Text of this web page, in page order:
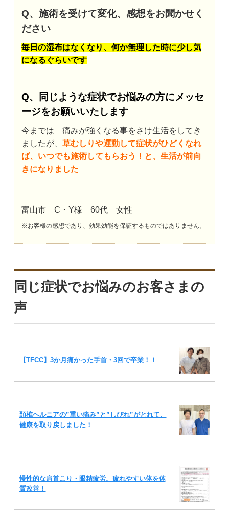
Q、施術を受けて変化、感想をお聞かせく
ださい
毎日の湿布はなくなり、何か無理した時に少し気
になるぐらいです
Q、同じような症状でお悩みの方にメッセ
ージをお願いいたします
今までは 痛みが強くなる事をさけ生活をしてき
ましたが、草むしりや運動して症状がひどくなれ
ば、いつでも施術してもらおう！と、生活が前向
きになりました
富山市 C・Y様 60代 女性
※お客様の感想であり、効果効能を保証するものではありません。
同じ症状でお悩みのお客さまの
声
【TFCC】3か月痛かった手首・3回で卒業！！
頚椎ヘルニアの”重い痛み”と”しびれ”がとれて、
健康を取り戻しました！
慢性的な肩首こり・眼精疲労。疲れやすい体を体
質改善！